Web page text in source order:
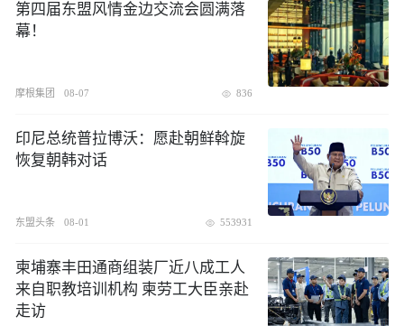
第四届东盟风情金边交流会圆满落
幕！
摩根集团 08-07 836
印尼总统普拉博沃：愿赴朝鲜斡旋
恢复朝韩对话
东盟头条 08-01 553931
柬埔寨丰田通商组装厂近八成工人
来自职教培训机构 柬劳工大臣亲赴
走访